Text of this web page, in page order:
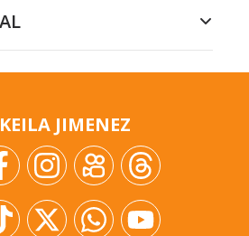
KEILA JIMENEZ